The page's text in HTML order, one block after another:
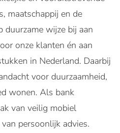
maatschappij en de
duurzame wijze bij aan
onze klanten én aan
in Nederland. Daarbij
voor duurzaamheid,
wonen. Als bank
van veilig mobiel
persoonlijk advies.